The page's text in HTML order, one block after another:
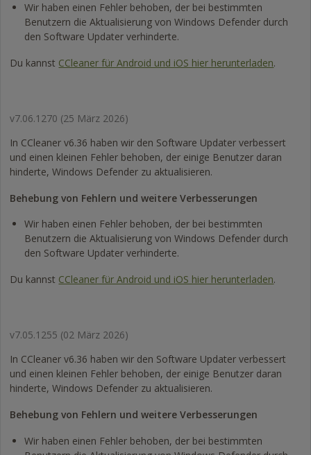
Wir haben einen Fehler behoben, der bei bestimmten
Benutzern die Aktualisierung von Windows Defender durch
den Software Updater verhinderte.
Du kannst CCleaner für Android und iOS hier herunterladen.
v7.06.1270 (25 März 2026)
In CCleaner v6.36 haben wir den Software Updater verbessert
und einen kleinen Fehler behoben, der einige Benutzer daran
hinderte, Windows Defender zu aktualisieren.
Behebung von Fehlern und weitere Verbesserungen
Wir haben einen Fehler behoben, der bei bestimmten
Benutzern die Aktualisierung von Windows Defender durch
den Software Updater verhinderte.
Du kannst CCleaner für Android und iOS hier herunterladen.
v7.05.1255 (02 März 2026)
In CCleaner v6.36 haben wir den Software Updater verbessert
und einen kleinen Fehler behoben, der einige Benutzer daran
hinderte, Windows Defender zu aktualisieren.
Behebung von Fehlern und weitere Verbesserungen
Wir haben einen Fehler behoben, der bei bestimmten